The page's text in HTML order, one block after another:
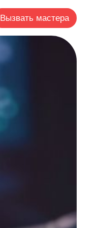
Вызвать мастера